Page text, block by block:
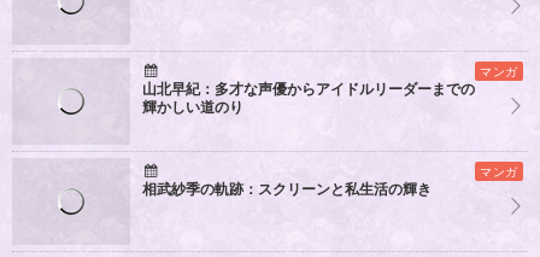
マンガ
山北早紀：多才な声優からアイドルリーダーまでの
輝かしい道のり
マンガ
相武紗季の軌跡：スクリーンと私生活の輝き